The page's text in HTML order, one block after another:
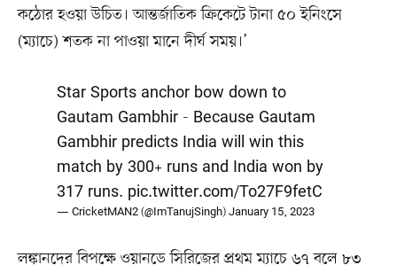
কঠোর হওয়া উচিত। আন্তর্জাতিক ক্রিকেটে টানা ৫০ ইনিংসে
(ম্যাচে) শতক না পাওয়া মানে দীর্ঘ সময়।’
Star Sports anchor bow down to
Gautam Gambhir - Because Gautam
Gambhir predicts India will win this
match by 300+ runs and India won by
317 runs. pic.twitter.com/To27F9fetC
— CricketMAN2 (@ImTanujSingh)January 15, 2023
লঙ্কানদের বিপক্ষে ওয়ানডে সিরিজের প্রথম ম্যাচে ৬৭ বলে ৮৩